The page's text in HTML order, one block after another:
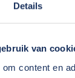
Details
van
content en